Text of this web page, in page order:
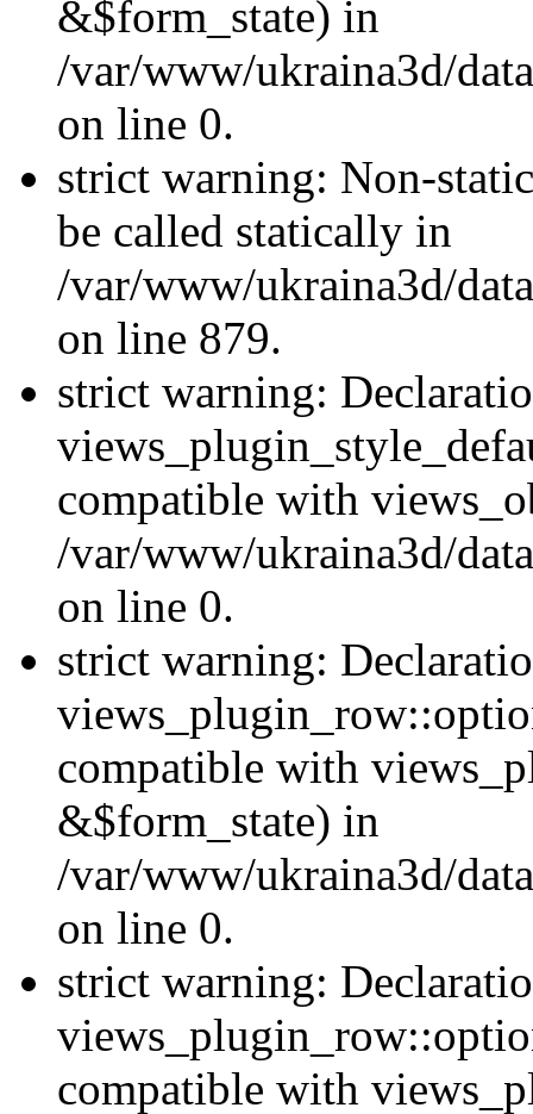
&$form_state) in
/var/www/ukraina3d/
on line 0.
strict warning: Non-
be called statically in
/var/www/ukraina3d/
on line 879.
strict warning:
compatible with
/var/www/ukraina3d/
on line 0.
strict warning:
compatible with
&$form_state) in
/var/www/ukraina3d/
on line 0.
strict warning:
compatible with